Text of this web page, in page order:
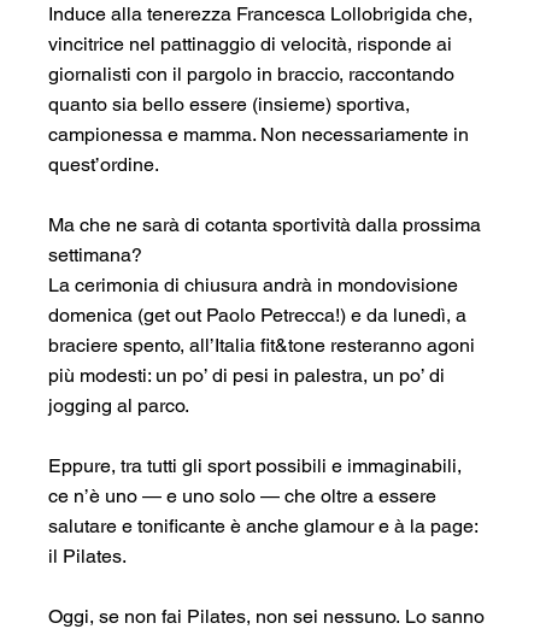
Induce alla tenerezza Francesca Lollobrigida che,
vincitrice nel pattinaggio di velocità, risponde ai
giornalisti con il pargolo in braccio, raccontando
quanto sia bello essere (insieme) sportiva,
campionessa e mamma. Non necessariamente in
quest’ordine.
Ma che ne sarà di cotanta sportività dalla prossima
settimana?
La cerimonia di chiusura andrà in mondovisione
domenica (get out Paolo Petrecca!) e da lunedì, a
braciere spento, all’Italia fit&tone resteranno agoni
più modesti: un po’ di pesi in palestra, un po’ di
jogging al parco.
Eppure, tra tutti gli sport possibili e immaginabili,
ce n’è uno — e uno solo — che oltre a essere
salutare e tonificante è anche glamour e à la page:
il Pilates.
Oggi, se non fai Pilates, non sei nessuno. Lo sanno